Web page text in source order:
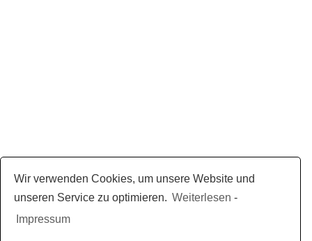
Wir verwenden Cookies, um unsere Website und
unseren Service zu optimieren. Weiterlesen -
Impressum